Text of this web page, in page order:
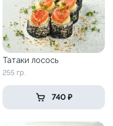
Татаки лосось
255 гр.
740 ₽